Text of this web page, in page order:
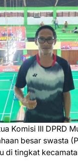
Komisi III DPRD
besar swasta
di tingkat